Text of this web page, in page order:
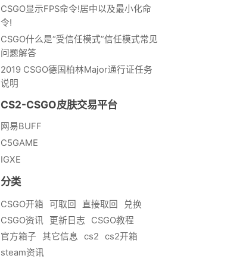
CSGO显示FPS命令!居中以及最小化命
令!
CSGO什么是“受信任模式”信任模式常见
问题解答
2019 CSGO德国柏林Major通行证任务
说明
CS2-CSGO皮肤交易平台
网易BUFF
C5GAME
IGXE
分类
CSGO开箱 可取回 直接取回
兑换
CSGO资讯
更新日志
CSGO教程
官方箱子
其它信息 cs2
cs2开箱
steam资讯